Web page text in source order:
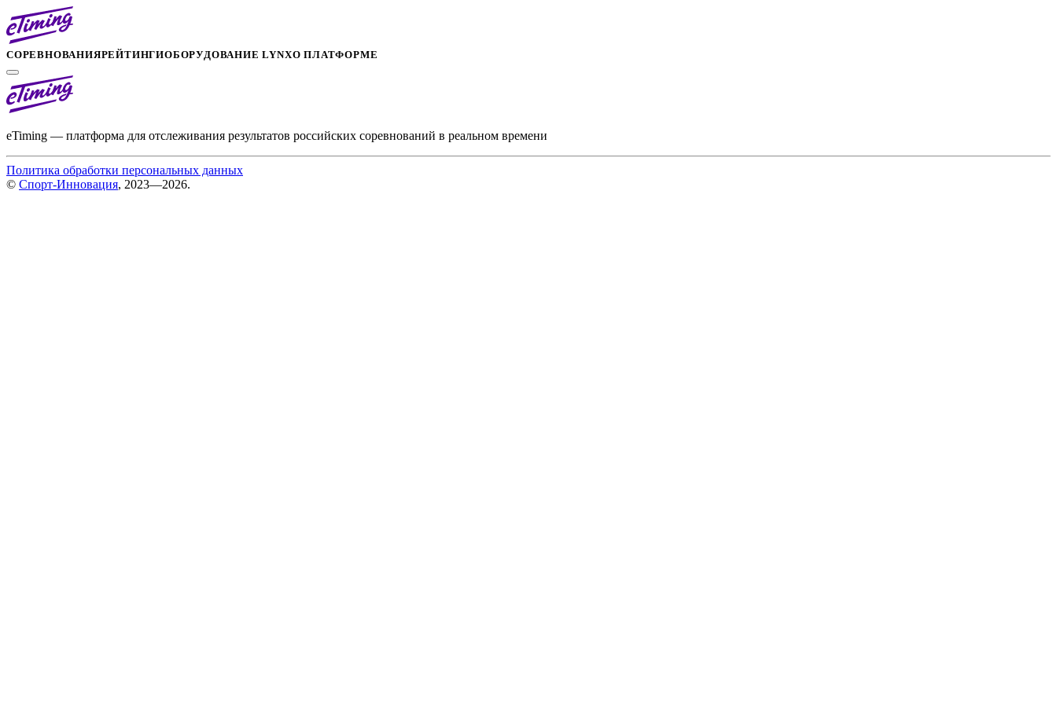
СОРЕВНОВАНИЯРЕЙТИНГИОБОРУДОВАНИЕ LYNXО ПЛАТФОРМЕ
eTiming — платформа для отслеживания результатов российских соревнований в реальном времени
Политика обработки персональных данных
© Спорт-Инновация, 2023—2026.